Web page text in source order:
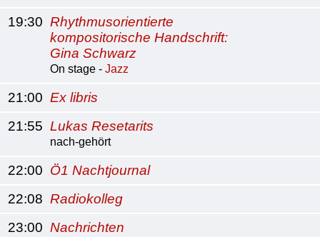
19:30 Rhythmusorientierte
kompositorische Handschrift:
Gina Schwarz
On stage - Jazz
21:00 Ex libris
21:55 Lukas Resetarits
nach-gehört
22:00 Ö1 Nachtjournal
22:08 Radiokolleg
23:00 Nachrichten